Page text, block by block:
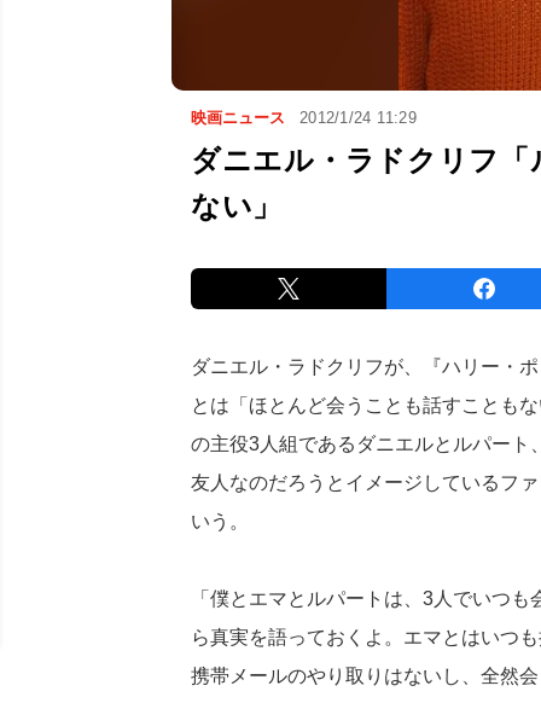
映画ニュース 2012/1/24 11:29
ダニエル・ラドクリフ
ない」
ダニエル・ラドクリフが、『ハリー・
とは「ほとんど会うことも話すことも
の主役3人組であるダニエルとルパー
友人なのだろうとイメージしているフ
いう。
「僕とエマとルパートは、3人でいつ
ら真実を語っておくよ。エマとはいつ
携帯メールのやり取りはないし、全然